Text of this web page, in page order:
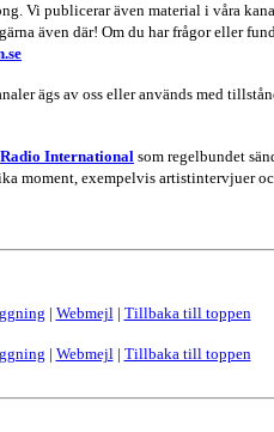
Vi publicerar även material i våra
även där! Om du har frågor eller
ägs av oss eller används med
Radio International som regelbundet
moment, exempelvis artistintervjuer
| Webmejl| Tillbaka till toppen
| Webmejl| Tillbaka till toppen